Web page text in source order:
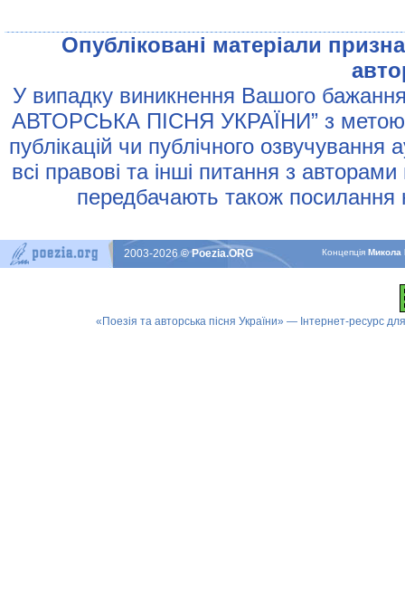
Опублiкованi матерiали
У випадку виникнення Вашого
АВТОРСЬКА ПIСНЯ УКРАЇНИ” з метою
публiкацiй чи публiчного
всi правовi та iншi питання з
передбачають також
КонцепцiяМикола
2003-2026© Poezia.ORG
«Поезія та авторська пісня України» — Інтернет-ресурс